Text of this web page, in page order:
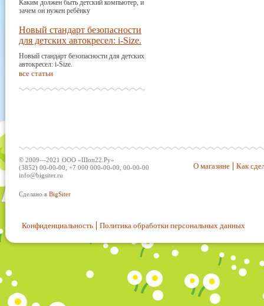
Каким должен быть детский компьютер, и
зачем он нужен ребёнку
Новый стандарт безопасности
для детских автокресел: i-Size.
Новый стандарт безопасности для детских
автокресел: i-Size.
все статьи
© 2009—2021 ООО «Шоп22.Ру»
(3852) 00-00-00, +7 000 000-00-00, 00-00-00
info@bigsiter.ru
Сделано в BigSiter
О магазине Как
Конфиденциальность Политика обработки персональных данных